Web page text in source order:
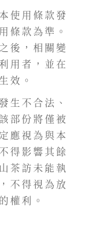
使用條款發
條款為準。
後，相關變
用者，並在
效。
生不合法、
部份將僅被
應視為與本
得影響其餘
茶訪未能執
不得視為放
權利。